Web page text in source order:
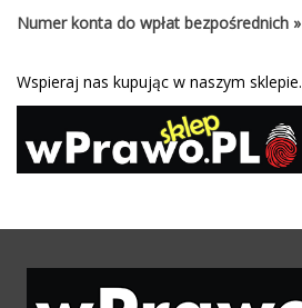
Numer konta do wpłat bezpośrednich »
Wspieraj nas kupując w naszym sklepie.